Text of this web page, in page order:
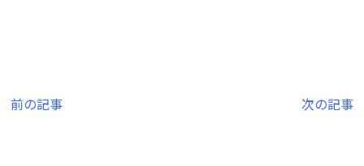
投
前の記事 次の記事